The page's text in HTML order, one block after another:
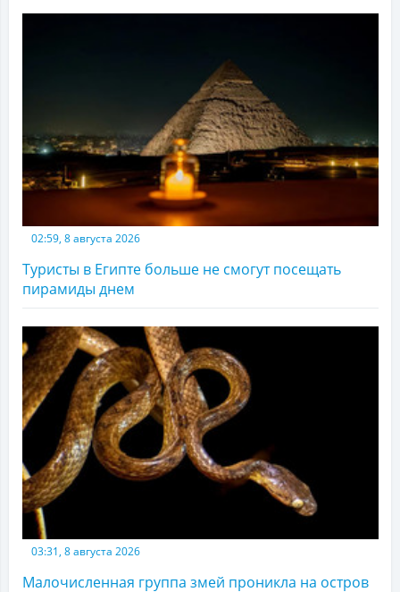
02:59, 8 августа 2026
Туристы в Египте больше не смогут посещать
пирамиды днем
03:31, 8 августа 2026
Малочисленная группа змей проникла на остров